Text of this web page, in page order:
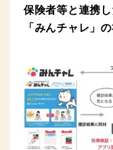
保険者等と連携
「みんチャレ」